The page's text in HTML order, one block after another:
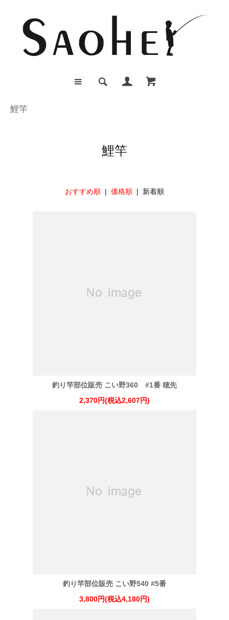
鯉竿
鯉竿
おすすめ順 | 価格順 | 新着順
釣り竿部位販売 こい野360 #1番 穂先
2,370円(税込2,607円)
釣り竿部位販売 こい野540 #5番
3,800円(税込4,180円)